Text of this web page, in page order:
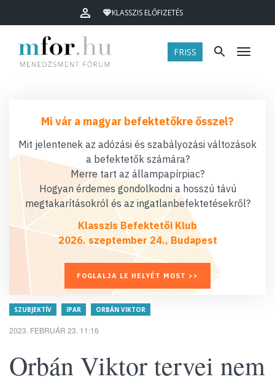
KLASSZIS ELŐFIZETÉS
FRISS Menü
Mi vár a magyar befektetőkre ősszel?
Mit jelentenek az adózási és szabályozási változások
a befektetők számára?
Merre tart az állampapírpiac?
Hogyan érdemes gondolkodni a hosszú távú
megtakarításokról és az ingatlanbefektetésekről?
Klasszis Befektetői Klub
2026. szeptember 24., Budapest
FOGLALJA LE HELYÉT MOST >>
SZUBJEKTÍV IPAR ORBÁN VIKTOR
2023. FEBRUÁR 23. 11:16
Orbán Viktor tervei nem